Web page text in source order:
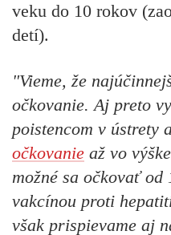
veku do 10 rokov
detí).
"Vieme, že
očkovanie. Aj preto
poistencom v ústrety a
očkovanie až vo
možné sa očkovať
vakcínou proti
však prispievame aj